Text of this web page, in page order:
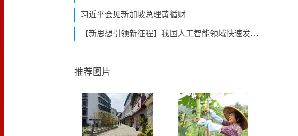
习近平会见新加坡总理黄循财
【新思想引领新征程】我国人工智能领域快速发展 为高质量发展注入新动能
推荐图片